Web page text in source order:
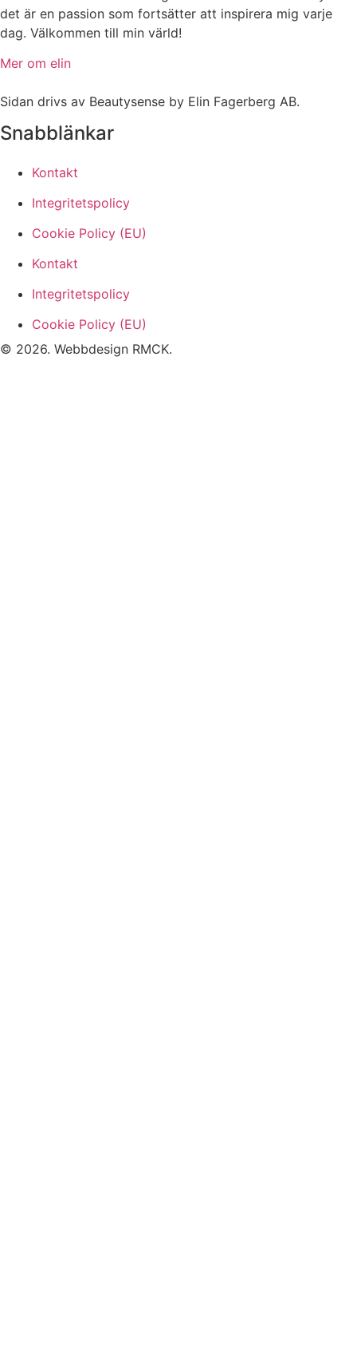
det är en passion som fortsätter att inspirera mig varje
dag. Välkommen till min värld!
Mer om elin
Sidan drivs av Beautysense by Elin Fagerberg AB.
Snabblänkar
Kontakt
Integritetspolicy
Cookie Policy (EU)
Kontakt
Integritetspolicy
Cookie Policy (EU)
© 2026. Webbdesign RMCK.